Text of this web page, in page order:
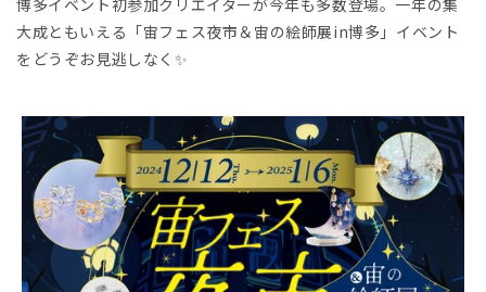
大成ともいえる「宙フェス夜市＆宙の絵師展in博多」イベント
をどうぞお見逃しなく✨